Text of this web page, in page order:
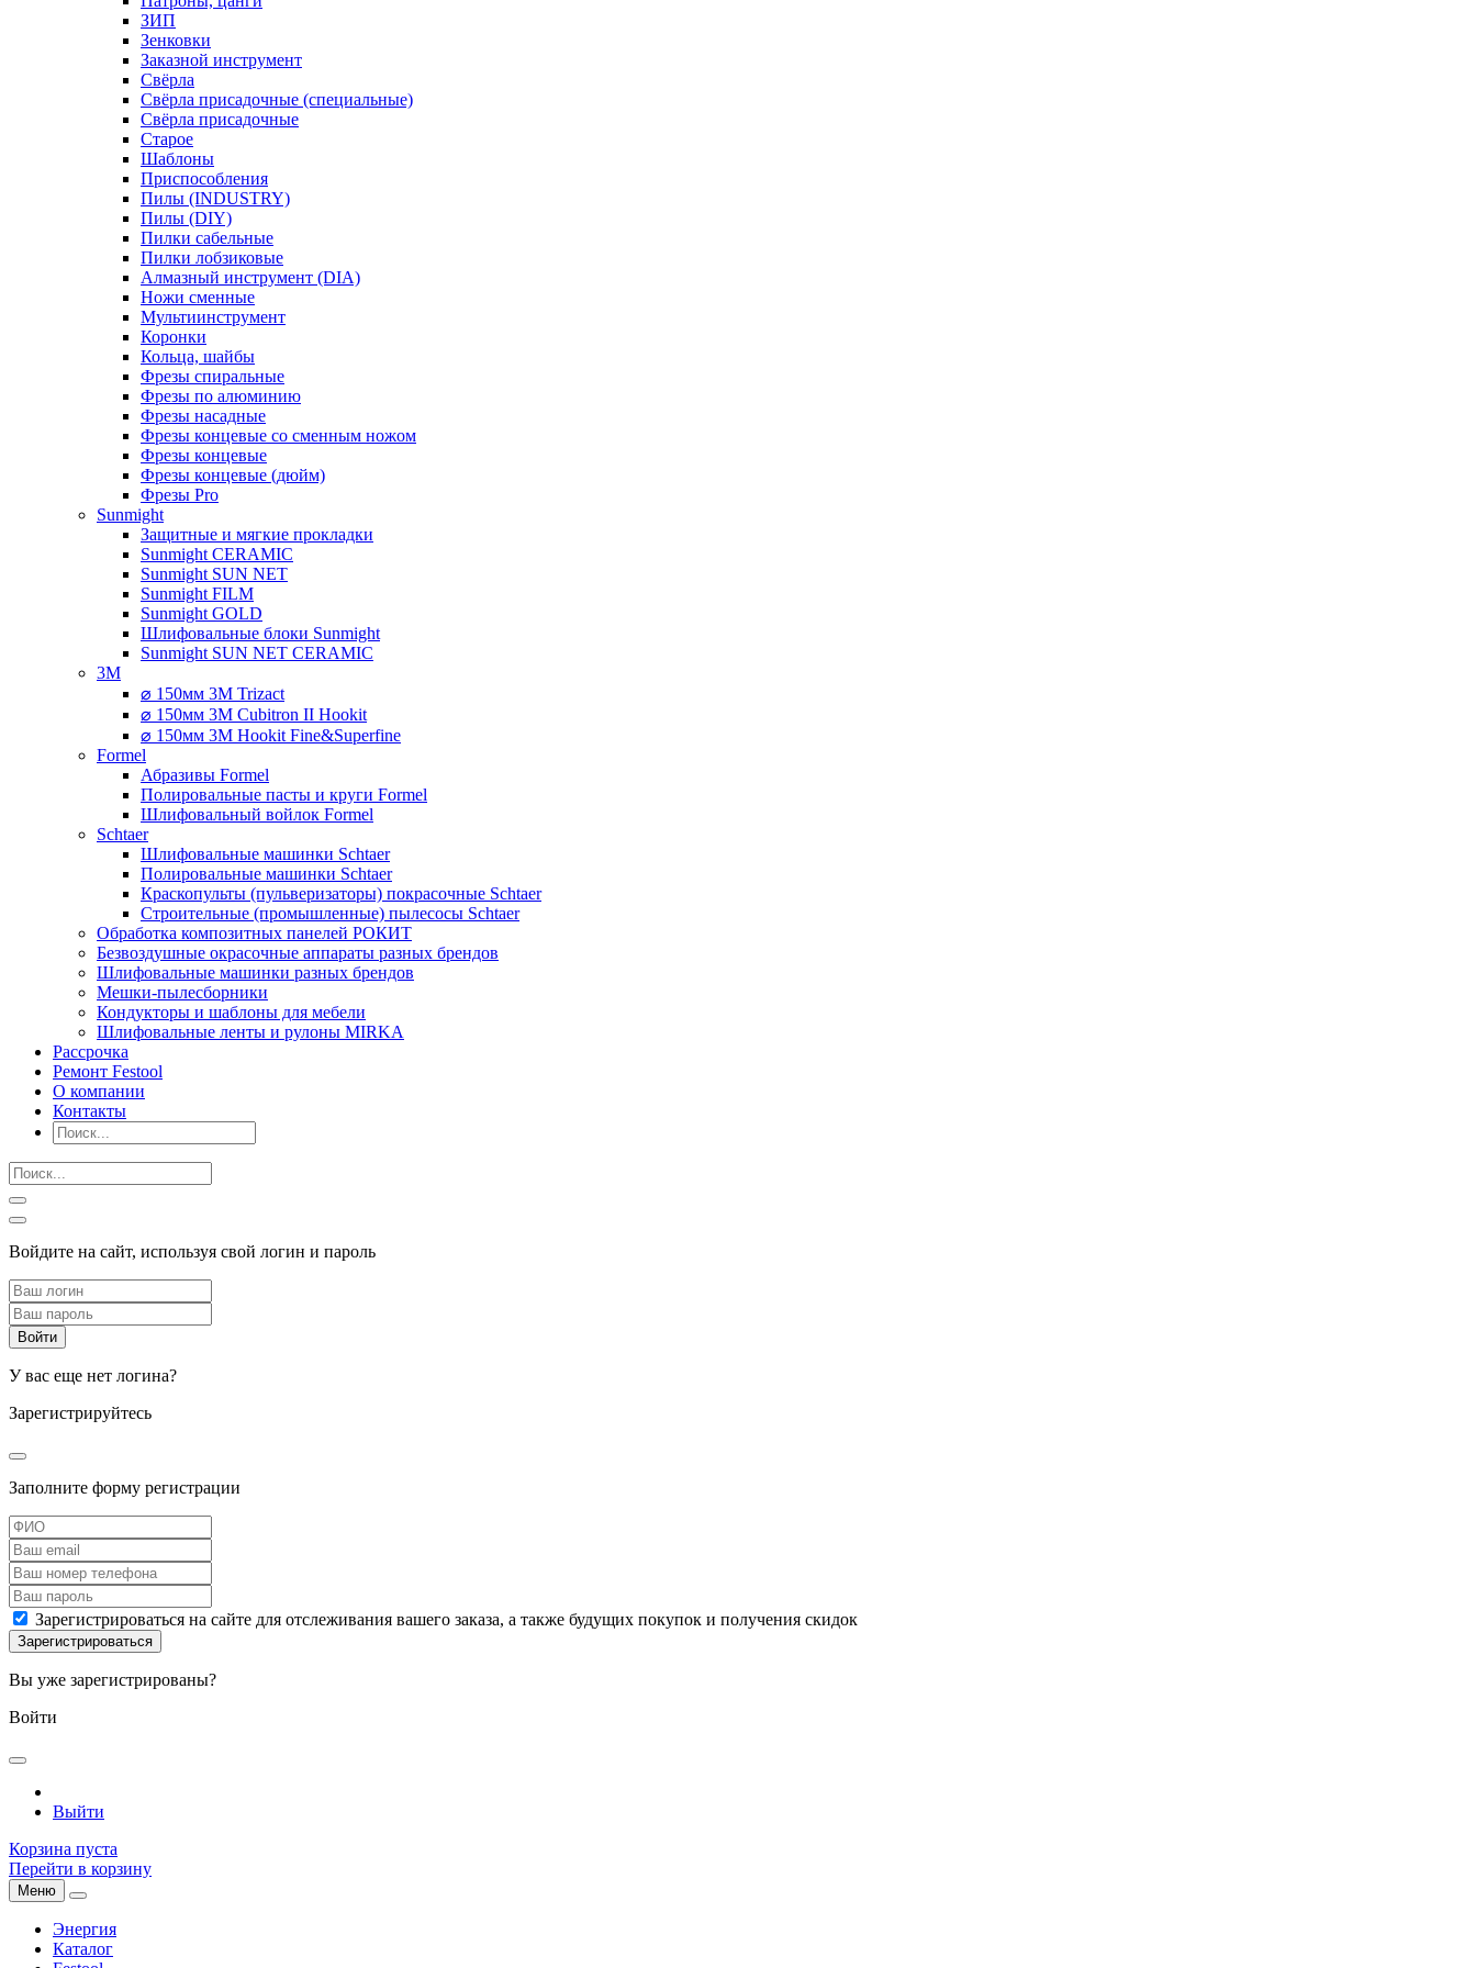
ЗИП
Зенковки
Заказной инструмент
Свёрла
Свёрла присадочные (специальные)
Свёрла присадочные
Старое
Шаблоны
Приспособления
Пилы (INDUSTRY)
Пилы (DIY)
Пилки сабельные
Пилки лобзиковые
Алмазный инструмент (DIA)
Ножи сменные
Мультиинструмент
Коронки
Кольца, шайбы
Фрезы спиральные
Фрезы по алюминию
Фрезы насадные
Фрезы концевые со сменным ножом
Фрезы концевые
Фрезы концевые (дюйм)
Фрезы Pro
Sunmight
Защитные и мягкие прокладки
Sunmight CERAMIC
Sunmight SUN NET
Sunmight FILM
Sunmight GOLD
Шлифовальные блоки Sunmight
Sunmight SUN NET CERAMIC
3M
⌀ 150мм 3M Trizact
⌀ 150мм 3M Cubitron II Hookit
⌀ 150мм 3M Hookit Fine&Superfine
Formel
Абразивы Formel
Полировальные пасты и круги Formel
Шлифовальный войлок Formel
Schtaer
Шлифовальные машинки Schtaer
Полировальные машинки Schtaer
Краскопульты (пульверизаторы) покрасочные Schtaer
Строительные (промышленные) пылесосы Schtaer
Обработка композитных панелей РОКИТ
Безвоздушные окрасочные аппараты разных брендов
Шлифовальные машинки разных брендов
Мешки-пылесборники
Кондукторы и шаблоны для мебели
Шлифовальные ленты и рулоны MIRKA
Рассрочка
Ремонт Festool
О компании
Контакты
Войдите на сайт, используя свой логин и пароль
У вас еще нет логина?
Зарегистрируйтесь
Заполните форму регистрации
Зарегистрироваться на сайте для отслеживания вашего заказа, а также будущих покупок и получения скидок
Вы уже зарегистрированы?
Войти
Выйти
Корзина пуста
Перейти в корзину
Меню
Энергия
Каталог